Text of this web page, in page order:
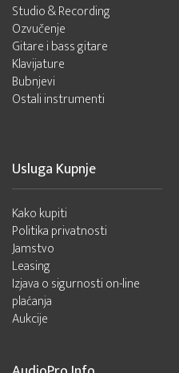
Studio & Recording
Ozvučenje
Gitare i bass gitare
Klavijature
Bubnjevi
Ostali instrumenti
Usluga Kupnje
Kako kupiti
Politika privatnosti
Jamstvo
Leasing
Izjava o sigurnosti on-line
plaćanja
Aukcije